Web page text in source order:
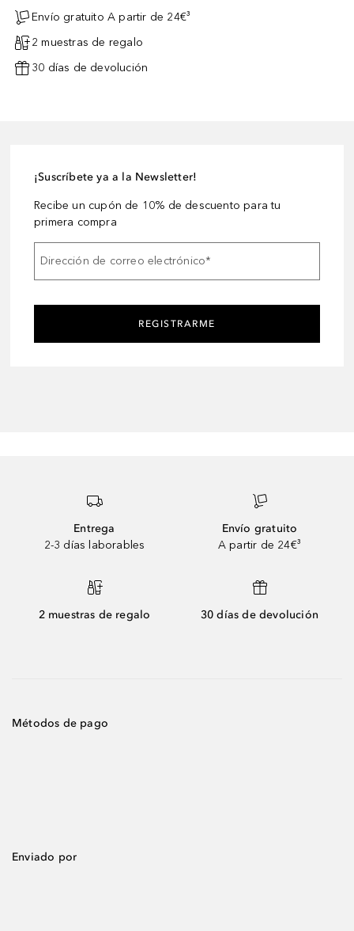
Envío gratuito A partir de 24€³
2 muestras de regalo
30 días de devolución
¡Suscríbete ya a la Newsletter!
Recibe un cupón de 10% de descuento para tu
primera compra
Dirección de correo electrónico*
REGISTRARME
Entrega
2-3 días laborables
Envío gratuito
A partir de 24€³
2 muestras de regalo 30 días de devolución
Métodos de pago
Enviado por